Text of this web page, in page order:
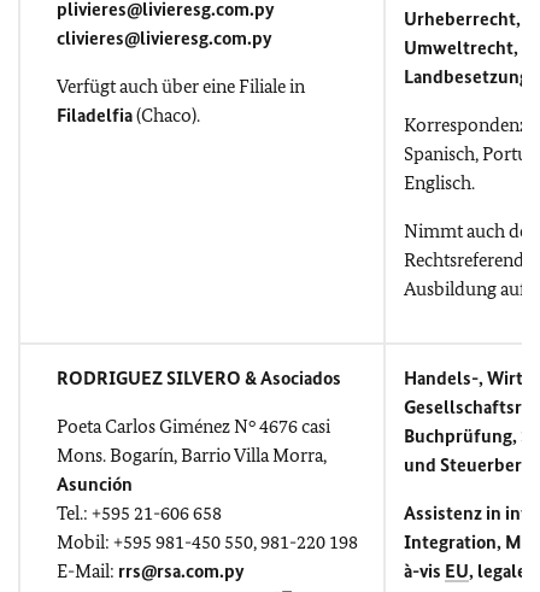
plivieres@livieresg.com.py
clivieres@livieresg.com.py
Verfügt auch über eine Filiale in
Filadelfia(Chaco).
Urheberrecht,
Umweltrecht,
Korrespondenz
Spanisch,
Englisch.
Nimmt auch
Ausbildung auf.
RODRIGUEZ SILVERO & Asociados
Poeta Carlos Giménez N° 4676 casi
Mons. Bogarín, Barrio VillaMorra,
Asunción
Tel.: +595 21-606 658
Mobil: +595 981-450 550, 981-220 198
E-Mail: rrs@rsa.com.py
Handels-,
Buchprüfung,
und
Assistenz in
Integration,
à-vis EU, legale